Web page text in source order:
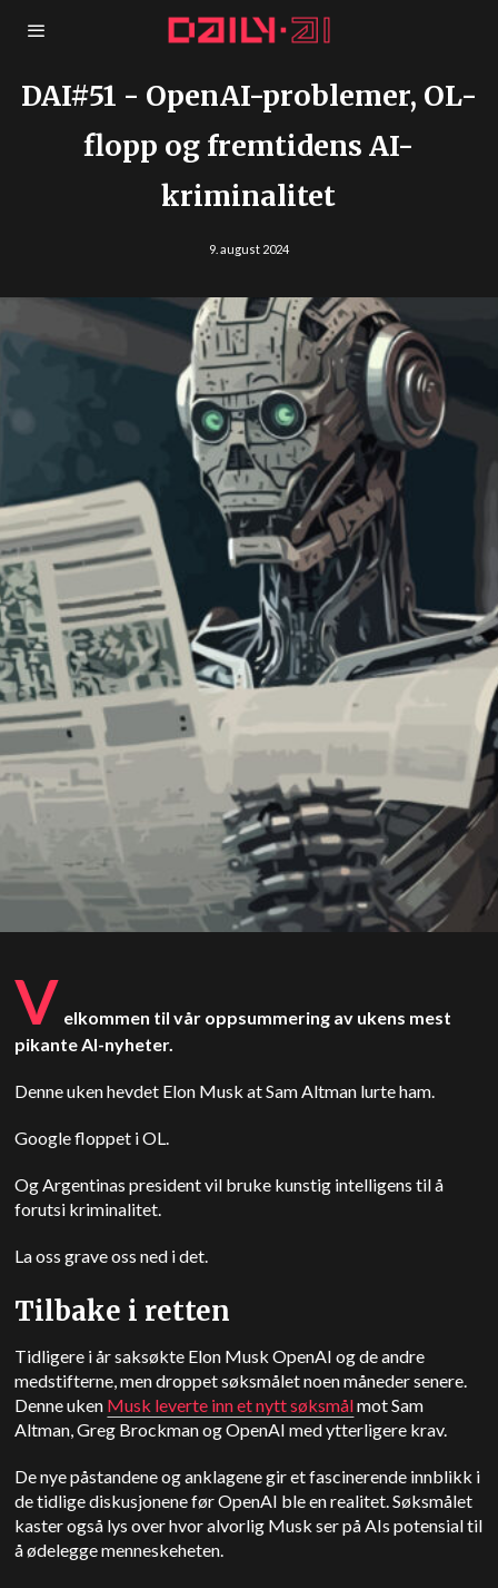
DAI#51 - OpenAI-problemer, OL-
flopp og fremtidens AI-
kriminalitet
9. august 2024
V elkommen til vår oppsummering av ukens mest
pikante AI-nyheter.
Denne uken hevdet Elon Musk at Sam Altman lurte ham.
Google floppet i OL.
Og Argentinas president vil bruke kunstig intelligens til å
forutsi kriminalitet.
La oss grave oss ned i det.
Tilbake i retten
Tidligere i år saksøkte Elon Musk OpenAI og de andre
medstifterne, men droppet søksmålet noen måneder senere.
Denne uken Musk leverte inn et nytt søksmålmot Sam
Altman, Greg Brockman og OpenAI med ytterligere krav.
De nye påstandene og anklagene gir et fascinerende innblikk i
de tidlige diskusjonene før OpenAI ble en realitet. Søksmålet
kaster også lys over hvor alvorlig Musk ser på AIs potensial til
å ødelegge menneskeheten.